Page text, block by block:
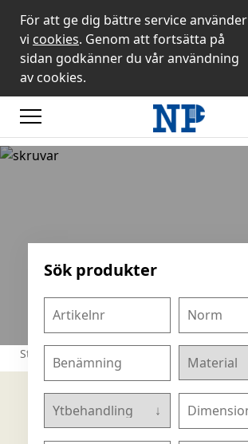
För att ge dig bättre service använder
vi cookies. Genom att fortsätta på
sidan godkänner du vår användning
av cookies.
Sök produkter
Start